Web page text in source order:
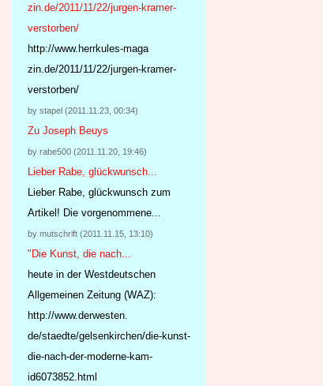
zin.de/2011/11/22/jurgen-kramer-
verstorben/
http://www.herrkules-maga
zin.de/2011/11/22/jurgen-kramer-
verstorben/
by stapel (2011.11.23, 00:34)
Zu Joseph Beuys
by rabe500 (2011.11.20, 19:46)
Lieber Rabe, glückwunsch...
Lieber Rabe, glückwunsch zum
Artikel! Die vorgenommene...
by mutschrift (2011.11.15, 13:10)
"Die Kunst, die nach...
heute in der Westdeutschen
Allgemeinen Zeitung (WAZ):
http://www.derwesten.
de/staedte/gelsenkirchen/die-kunst-
die-nach-der-moderne-kam-
id6073852.html